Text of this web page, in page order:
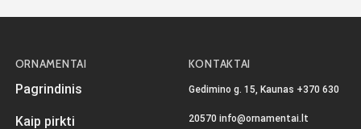
ORNAMENTAI
Pagrindinis
Kaip pirkti
KONTAKTAI
Gedimino g. 15, Kaunas +370 630
20570 info@ornamentai.lt